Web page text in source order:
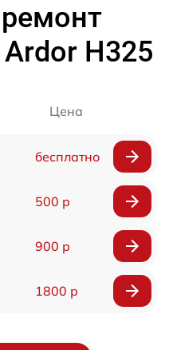
H325
Цена
бесплатно
500 р
900 р
1800 р